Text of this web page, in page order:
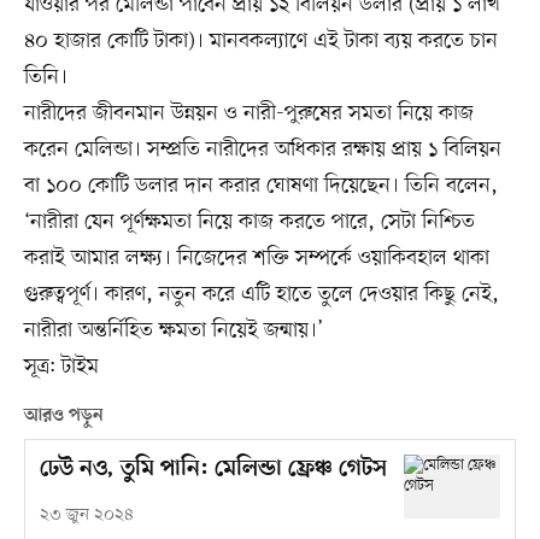
৪০ হাজার কোটি টাকা)। মানবকল্যাণে এই টাকা ব্যয় করতে চান
তিনি।
নারীদের জীবনমান উন্নয়ন ও নারী-পুরুষের সমতা নিয়ে কাজ
করেন মেলিন্ডা। সম্প্রতি নারীদের অধিকার রক্ষায় প্রায় ১ বিলিয়ন
বা ১০০ কোটি ডলার দান করার ঘোষণা দিয়েছেন। তিনি বলেন,
‘নারীরা যেন পূর্ণক্ষমতা নিয়ে কাজ করতে পারে, সেটা নিশ্চিত
করাই আমার লক্ষ্য। নিজেদের শক্তি সম্পর্কে ওয়াকিবহাল থাকা
গুরুত্বপূর্ণ। কারণ, নতুন করে এটি হাতে তুলে দেওয়ার কিছু নেই,
নারীরা অন্তর্নিহিত ক্ষমতা নিয়েই জন্মায়।’
সূত্র: টাইম
আরও পড়ুন
ঢেউ নও, তুমি পানি: মেলিন্ডা ফ্রেঞ্চ গেটস
২৩ জুন ২০২৪